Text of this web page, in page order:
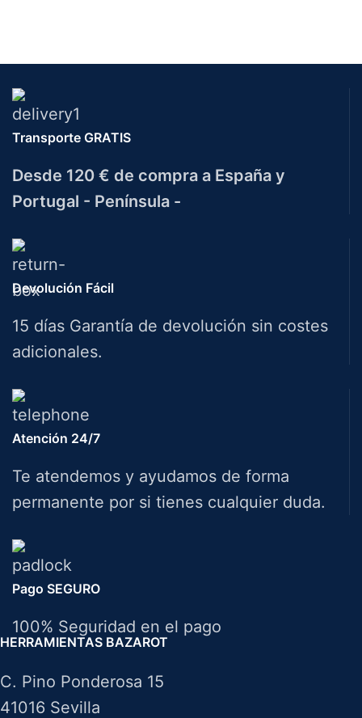
Transporte GRATIS
Desde 120 € de compra a España y
Portugal - Península -
Devolución Fácil
15 días Garantía de devolución sin costes
adicionales.
Atención 24/7
Te atendemos y ayudamos de forma
permanente por si tienes cualquier duda.
Pago SEGURO
100% Seguridad en el pago
HERRAMIENTAS BAZAROT
C. Pino Ponderosa 15
41016 Sevilla